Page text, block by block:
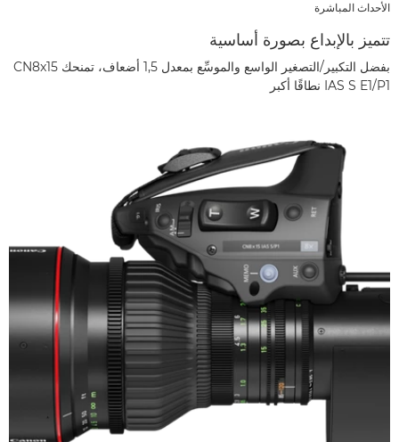
الأحداث المباشرة
تتميز بالإبداع بصورة أساسية
بفضل التكبير/التصغير الواسع والموسِّع بمعدل 1,5 أضعاف، تمنحك CN8x15
IAS S E1/P1 نطاقًا أكبر